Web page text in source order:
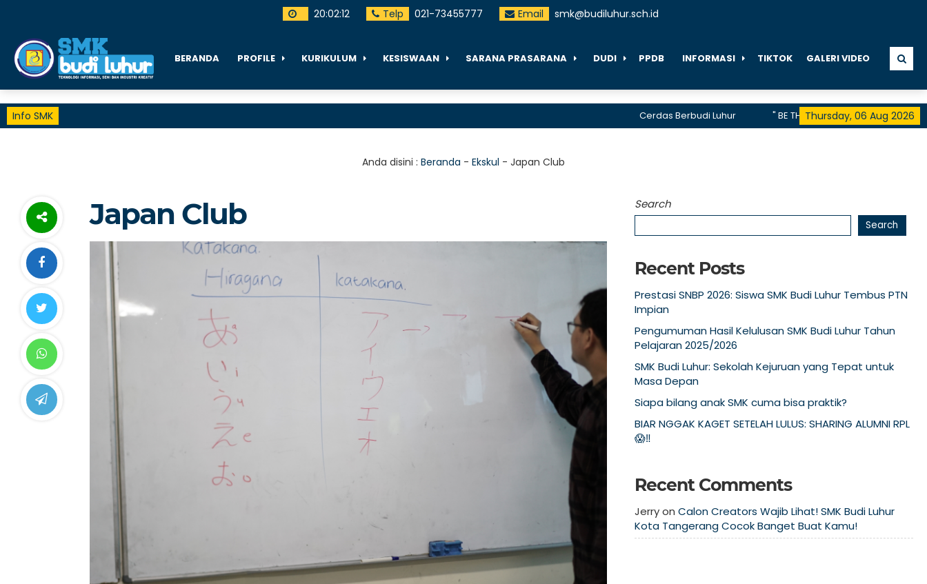
20:02:13 Telp 021-73455777 Email smk@budiluhur.sch.id
BERANDA PROFILE KURIKULUM KESISWAAN SARANA PRASARANA DUDI PPDB INFORMASI TIKTOK GALERI VIDEO
Info SMK Thursday, 06 Aug 2026
Cerdas Berbudi Luhur
" BE THE FIRST, BE THE DIFFERENCE, BE THE
telah menerima akreditasi A hingga 2028
Anda disini : Beranda - Ekskul - Japan Club
Japan Club Search
Search
Recent Posts
Prestasi SNBP 2026: Siswa SMK Budi Luhur Tembus PTN
Impian
Pengumuman Hasil Kelulusan SMK Budi Luhur Tahun
Pelajaran 2025/2026
SMK Budi Luhur: Sekolah Kejuruan yang Tepat untuk
Masa Depan
Siapa bilang anak SMK cuma bisa praktik?
BIAR NGGAK KAGET SETELAH LULUS: SHARING ALUMNI RPL
😱‼️
Recent Comments
JerryonCalon Creators Wajib Lihat! SMK Budi Luhur
Kota Tangerang Cocok Banget Buat Kamu!